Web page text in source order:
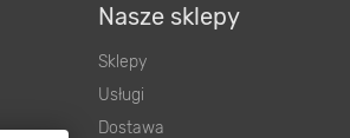
Nasze sklepy
Sklepy
Usługi
Dostawa